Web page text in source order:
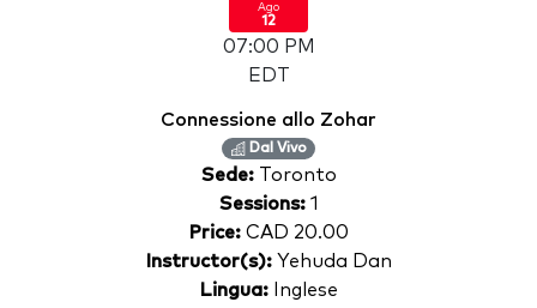
Ago
12
07:00 PM
EDT
Connessione allo Zohar
Dal Vivo
Sede: Toronto
Sessions:1
Price: CAD 20.00
Instructor(s): Yehuda Dan
Lingua: Inglese